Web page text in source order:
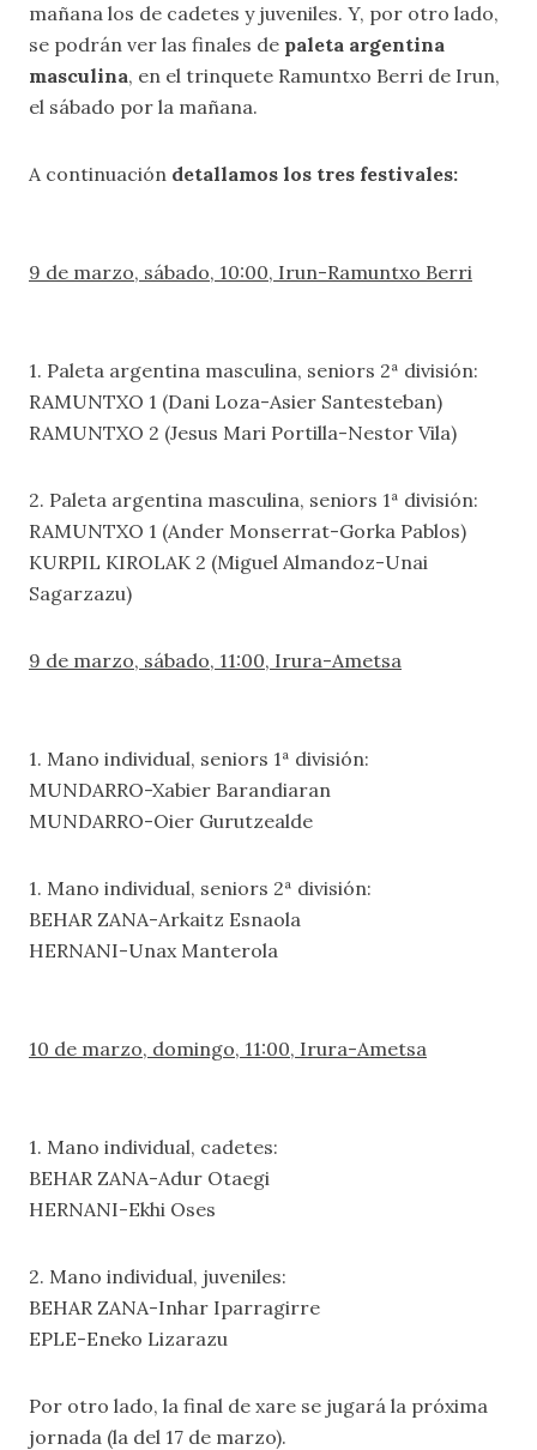
mañana los de cadetes y juveniles. Y, por otro lado,
se podrán ver las finales de paleta argentina
masculina, en el trinquete Ramuntxo Berri de Irun,
el sábado por la mañana.
A continuación detallamos los tres festivales:
9 de marzo, sábado, 10:00, Irun-Ramuntxo Berri
1. Paleta argentina masculina, seniors 2ª división:
RAMUNTXO 1 (Dani Loza-Asier Santesteban)
RAMUNTXO 2 (Jesus Mari Portilla-Nestor Vila)
2. Paleta argentina masculina, seniors 1ª división:
RAMUNTXO 1 (Ander Monserrat-Gorka Pablos)
KURPIL KIROLAK 2 (Miguel Almandoz-Unai
Sagarzazu)
9 de marzo, sábado, 11:00, Irura-Ametsa
1. Mano individual, seniors 1ª división:
MUNDARRO-Xabier Barandiaran
MUNDARRO-Oier Gurutzealde
1. Mano individual, seniors 2ª división:
BEHAR ZANA-Arkaitz Esnaola
HERNANI-Unax Manterola
10 de marzo, domingo, 11:00, Irura-Ametsa
1. Mano individual, cadetes:
BEHAR ZANA-Adur Otaegi
HERNANI-Ekhi Oses
2. Mano individual, juveniles:
BEHAR ZANA-Inhar Iparragirre
EPLE-Eneko Lizarazu
Por otro lado, la final de xare se jugará la próxima
jornada (la del 17 de marzo).